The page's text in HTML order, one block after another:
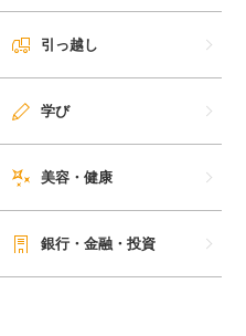
引っ越し
学び
美容・健康
銀行・金融・投資